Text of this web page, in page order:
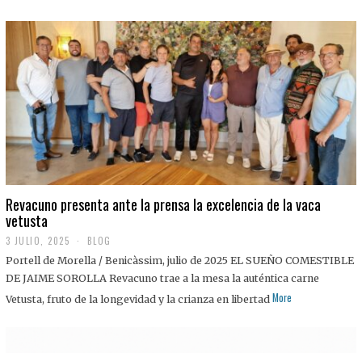
2
5
Revacuno presenta ante la prensa la excelencia de la vaca
vetusta
3 JULIO, 2025
J
U
I
BLOG
Portell de Morella / Benicàssim, julio de 2025 EL SUEÑO COMESTIBLE
DE JAIME SOROLLA Revacuno trae a la mesa la auténtica carne
Vetusta, fruto de la longevidad y la crianza en libertad More